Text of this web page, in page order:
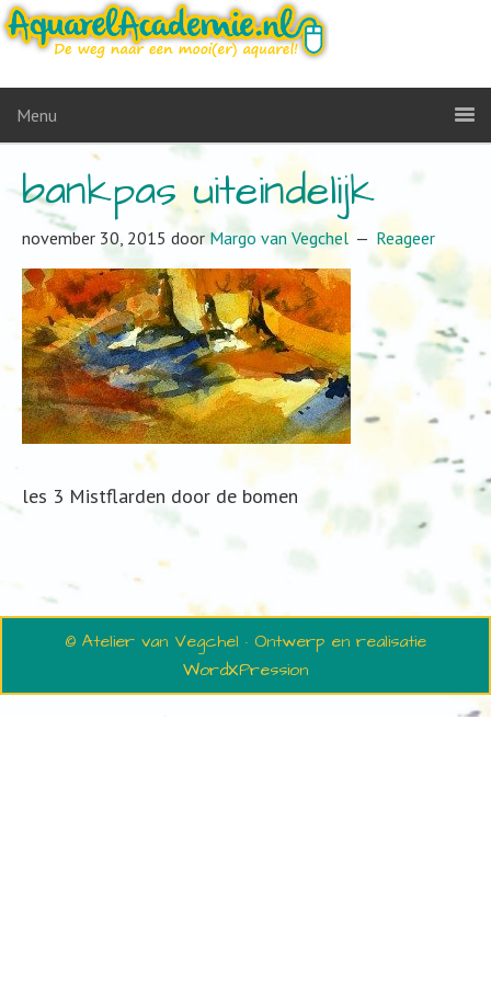
Menu
bankpas uiteindelijk
november 30, 2015 door Margo van Vegchel Reageer
les 3 Mistflarden door de bomen
© Atelier van Vegchel · Ontwerp en realisatie
WordXPression